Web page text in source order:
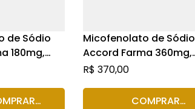
de Sódio
180mg,
retardada
Micofenolato de Sódio
Accord Farma 360mg,
caixa com 50
de liberação retardada
R$ 370,00
COMPRAR